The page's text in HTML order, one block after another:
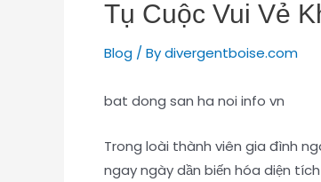
Tụ Cuộc Vui Vẻ
Blog / Bydivergentboise.com
bat dong san ha noi info vn
Trong loài thành viên gia đình
ngay ngày dần biến hóa diện